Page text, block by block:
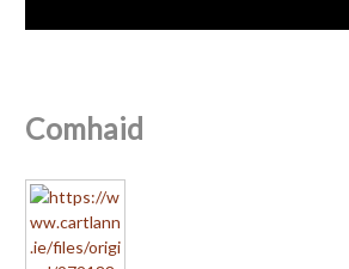
Comhaid